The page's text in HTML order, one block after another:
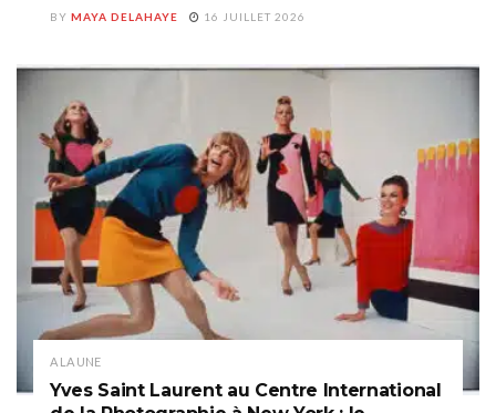
BY MAYA DELAHAYE 16 JUILLET 2026
A LA UNE
Yves Saint Laurent au Centre International